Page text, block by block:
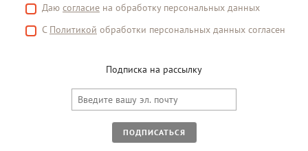
Даю согласие на обработку персональных данных
С Политикой обработки персональных данных согласен
Подписка на рассылку
ПОДПИСАТЬСЯ